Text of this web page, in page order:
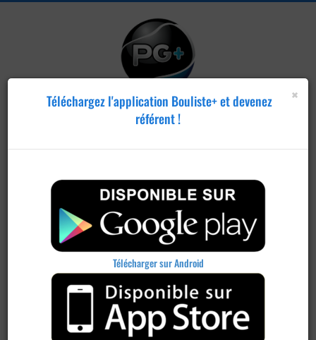
×
Téléchargez l'application Bouliste+ et devenez
référent !
Télécharger sur Android